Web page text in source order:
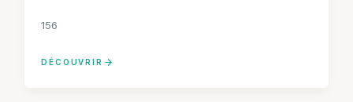
156
DÉCOUVRIR